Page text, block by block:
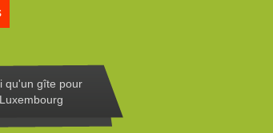
qu'un gîte pour